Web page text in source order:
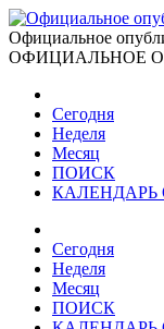
Официальное
ОФИЦИАЛЬНОЕ
Сегодня
Неделя
Месяц
ПОИСК
Сегодня
Неделя
Месяц
ПОИСК